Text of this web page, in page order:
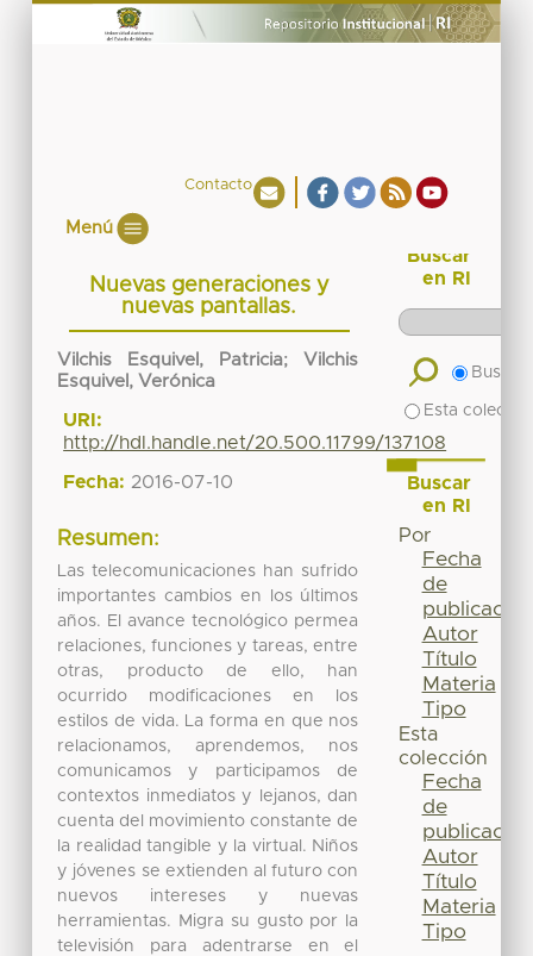
Contacto
Menú
Nuevas generaciones y
nuevas pantallas.
Vilchis Esquivel, Patricia; Vilchis
Esquivel, Verónica
URI:
http://hdl.handle.net/20.500.11799/137108
Fecha: 2016-07-10
Resumen:
Las telecomunicaciones han sufrido
importantes cambios en los últimos
años. El avance tecnológico permea
relaciones, funciones y tareas, entre
otras, producto de ello, han
ocurrido modificaciones en los
estilos de vida. La forma en que nos
relacionamos, aprendemos, nos
comunicamos y participamos de
contextos inmediatos y lejanos, dan
cuenta del movimiento constante de
la realidad tangible y la virtual. Niños
y jóvenes se extienden al futuro con
nuevos intereses y nuevas
herramientas. Migra su gusto por la
televisión para adentrarse en el
Buscar
en RI
Buscar
Esta
Buscar
en RI
Por
Fecha
de
publicación
Autor
Título
Materia
Tipo
Esta
colección
Fecha
de
publicación
Autor
Título
Materia
Tipo